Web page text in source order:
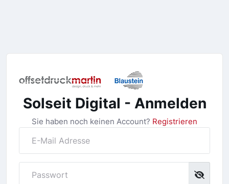
Solseit Digital - Anmelden
Sie haben noch keinen Account? Registrieren